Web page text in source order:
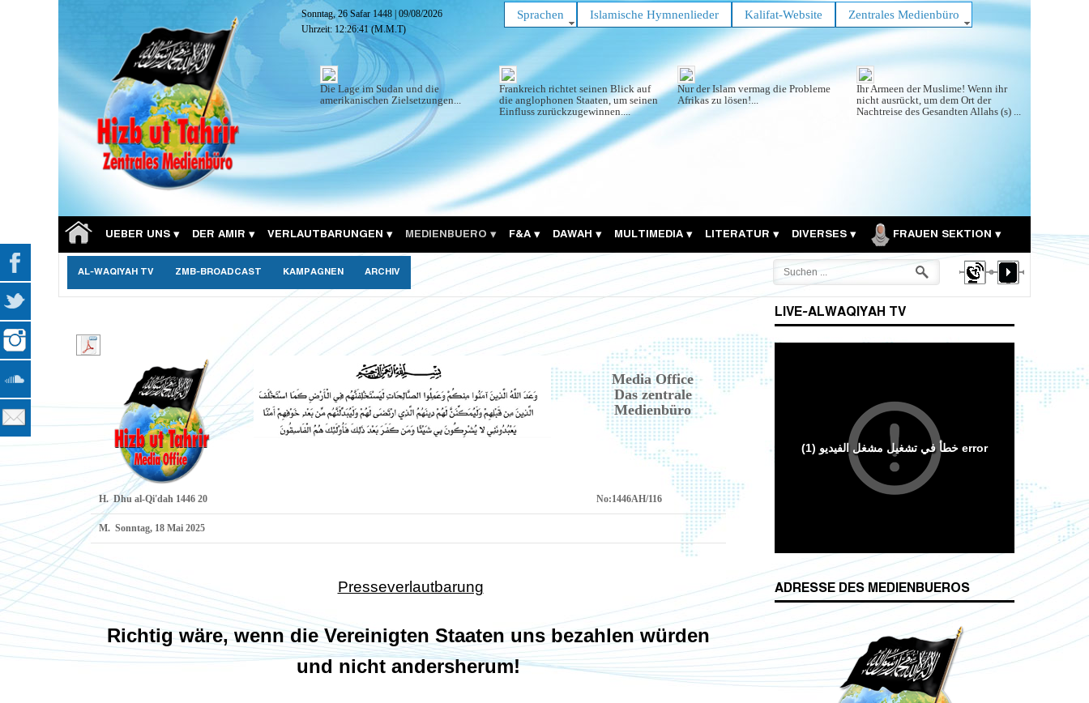
Sonntag, 26 Safar 1448 09/08/2026
Uhrzeit: 12:26:42(M.M.T)
Sprachen Islamische Hymnenlieder Kalifat-Website Zentrales Medienbüro
Die Lage im Sudan und die
amerikanischen Zielsetzungen...
Frankreich richtet seinen Blick auf
die anglophonen Staaten, um seinen
Einfluss zurückzugewinnen....
Nur der Islam vermag die Probleme
Afrikas zu lösen!...
Ihr Armeen der Muslime! Wenn ihr
nicht ausrückt, um dem Ort der
Nachtreise des Gesandten Allahs (s) ...
UEBER UNS DER AMIR VERLAUTBARUNGEN MEDIENBUERO F&A DAWAH MULTIMEDIA LITERATUR DIVERSES FRAUEN SEKTION
AL-WAQIYAH TV ZMB-BROADCAST KAMPAGNEN ARCHIV
Media Office
Das zentrale
Medienbüro
H. 20 Dhu al-Qi'dah 1446 No:
M. Sonntag, 18 Mai 2025
Presseverlautbarung
Richtig wäre, wenn die Vereinigten Staaten uns bezahlen würden
und nicht andersherum!
LIVE-ALWAQIYAH TV
ADRESSE DES MEDIENBUEROS
Wesenszüge islamischen Charakters